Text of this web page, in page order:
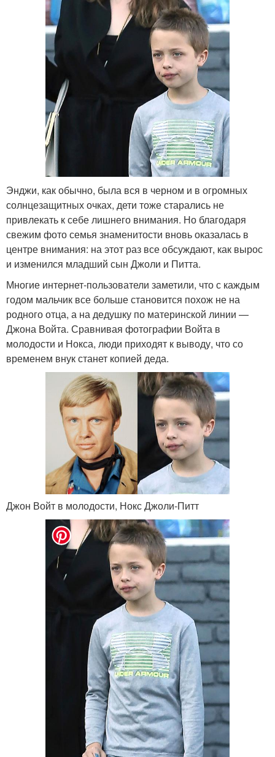
Энджи, как обычно, была вся в черном и в огромных
солнцезащитных очках, дети тоже старались не
привлекать к себе лишнего внимания. Но благодаря
свежим фото семья знаменитости вновь оказалась в
центре внимания: на этот раз все обсуждают, как вырос
и изменился младший сын Джоли и Питта.
Многие интернет-пользователи заметили, что с каждым
годом мальчик все больше становится похож не на
родного отца, а на дедушку по материнской линии —
Джона Войта. Сравнивая фотографии Войта в
молодости и Нокса, люди приходят к выводу, что со
временем внук станет копией деда.
Джон Войт в молодости, Нокс Джоли-Питт